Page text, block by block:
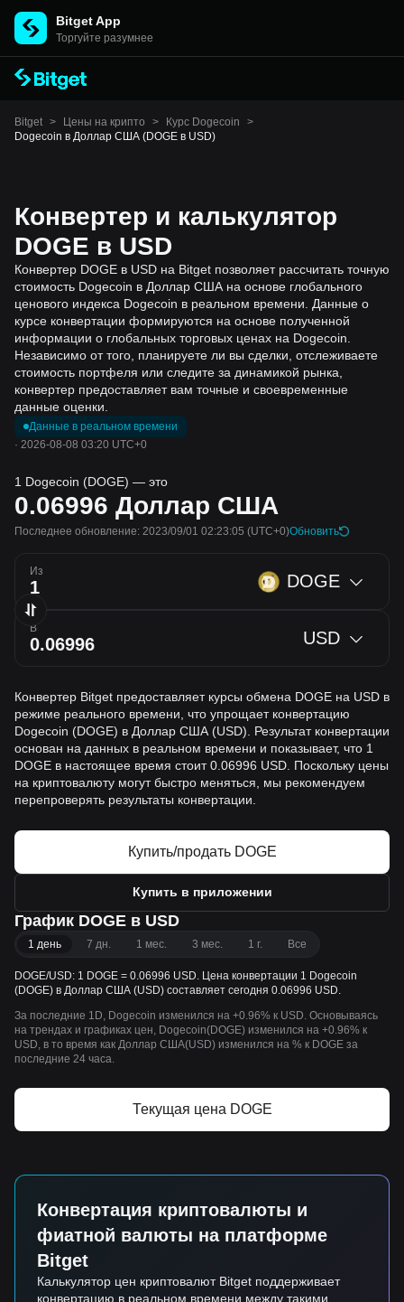
Bitget App
Торгуйте разумнее
Bitget > Цены на крипто > Курс Dogecoin
>
Dogecoin в Доллар США (DOGE в USD)
Конвертер и калькулятор
DOGE в USD
Конвертер DOGE в USD на Bitget позволяет рассчитать точную
стоимость Dogecoin в Доллар США на основе глобального
ценового индекса Dogecoin в реальном времени. Данные о
курсе конвертации формируются на основе полученной
информации о глобальных торговых ценах на Dogecoin.
Независимо от того, планируете ли вы сделки, отслеживаете
стоимость портфеля или следите за динамикой рынка,
конвертер предоставляет вам точные и своевременные
данные оценки.
Данные в реальном времени
· 2026-08-08 03:20 UTC+0
1 Dogecoin (DOGE) — это
0.06996 Доллар США
Последнее обновление: 2023/09/01 02:23:05 (UTC+0)Обновить
Из DOGE
В USD
Конвертер Bitget предоставляет курсы обмена DOGE на USD в
режиме реального времени, что упрощает конвертацию
Dogecoin (DOGE) в Доллар США (USD). Результат конвертации
основан на данных в реальном времени и показывает, что 1
DOGE в настоящее время стоит 0.06996 USD. Поскольку цены
на криптовалюту могут быстро меняться, мы рекомендуем
перепроверять результаты конвертации.
Купить/продать DOGE
Купить в приложении
График DOGE в USD
1 день 7 дн. 1 мес. 3 мес. 1 г. Все
DOGE/USD: 1 DOGE = 0.06996 USD. Цена конвертации 1 Dogecoin
(DOGE) в Доллар США (USD) составляет сегодня 0.06996 USD.
За последние 1D, Dogecoin изменился на +0.96% к USD. Основываясь
на трендах и графиках цен, Dogecoin(DOGE) изменился на +0.96% к
USD, в то время как Доллар США(USD) изменился на % к DOGE за
последние 24 часа.
Текущая цена DOGE
Конвертация криптовалюты и
фиатной валюты на платформе
Bitget
Калькулятор цен криптовалют Bitget поддерживает
конвертацию в реальном времени между такими